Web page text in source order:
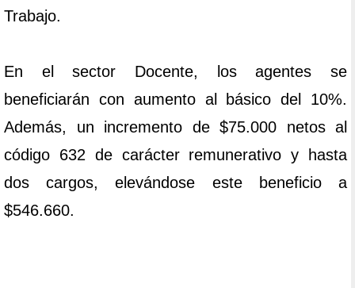
Trabajo.
En el sector Docente, los agentes se
beneficiarán con aumento al básico del 10%.
Además, un incremento de $75.000 netos al
código 632 de carácter remunerativo y hasta
dos cargos, elevándose este beneficio a
$546.660.